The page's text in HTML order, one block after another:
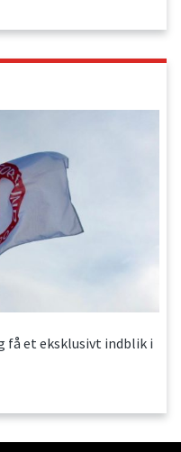
få et eksklusivt indblik i